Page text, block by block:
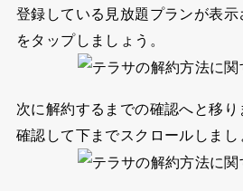
登録している見放題プランが表
をタップしましょう。
次に解約するまでの確認へと移り
確認して下までスクロールしまし